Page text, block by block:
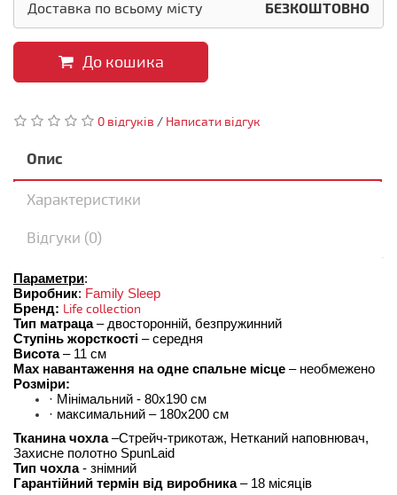
Доставка по всьому місту
БЕЗКОШТОВНО
До кошика
0 відгуків / Написати відгук
Опис
Характеристики
Відгуки (0)
Параметри:
Виробник: Family Sleep
Бренд: Life collection
Тип матраца – двосторонній, безпружинний
Ступінь жорсткості – середня
Висота – 11 см
Max навантаження на одне спальне місце – необмежено
Розміри:
· Мінімальний - 80х190 см
· максимальний – 180х200 см
Тканина чохла –Стрейч-трикотаж, Нетканий наповнювач,
Захисне полотно SpunLaid
Тип чохла - знімний
Гарантійний термін від виробника – 18 місяців